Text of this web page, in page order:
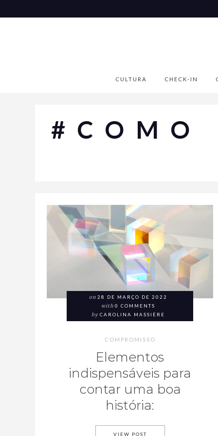
CULTURA CHECK-IN
#COMO
on28 DE MARÇO DE 2022
with0 COMMENTS
byCAROLINA MASSIÈRE
COMPROMISSO
Elementos
indispensáveis para
contar uma boa
história:
VIEW POST